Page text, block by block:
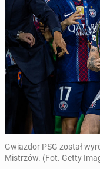
Gwiazdor PSG został
Mistrzów. (Fot. Getty